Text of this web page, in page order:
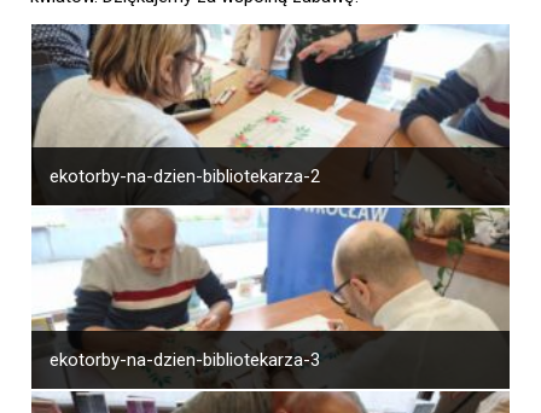
ekotorby-na-dzien-bibliotekarza-2
ekotorby-na-dzien-bibliotekarza-3